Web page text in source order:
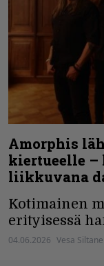
Amorphis
kiertueelle
liikkuvana
Kotimainen
erityisessä
04.06.2026 Vesa